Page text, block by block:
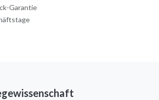
Garantie